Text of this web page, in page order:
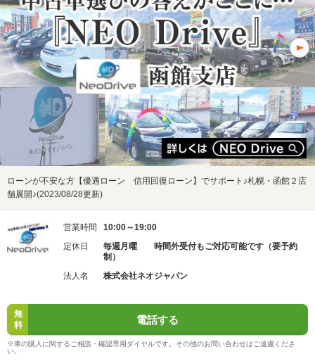
ローンが不安な方【優遇ローン 信用回復ローン】でサポート♪札幌・函館２店
舗展開♪(2023/08/28更新)
営業時間
10:00～19:00
定休日
毎週月曜 時間外受付もご対応可能です（要予約
制）
法人名
株式会社ネオジャパン
無
料
電話する
※車の購入に関するご相談・確認専用ダイヤルです。その他のお問い合わせはご遠慮くださ
い。